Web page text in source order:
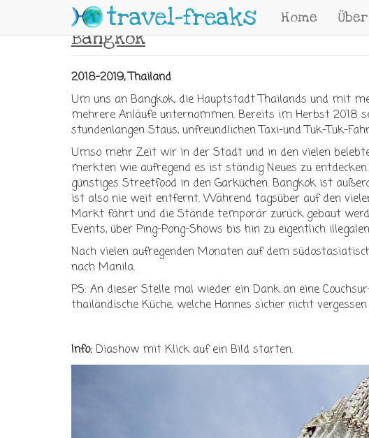
Skip to main content travel-freaks Home
Bangkok
2018-2019, Thailand
Um uns an Bangkok, die Hauptstadt Thailands und mit
mehrere Anläufe unternommen. Bereits im Herbst 2018
stundenlangen Staus, unfreundlichen Taxi-und Tuk-Tuk-
Umso mehr Zeit wir in der Stadt und in den vielen
merkten wie aufregend es ist ständig Neues zu
günstiges Streetfood in den Garküchen. Bangkok ist
ist also nie weit entfernt. Während tagsüber auf den
Markt fährt und die Stände temporär zurück gebaut
Events, über Ping-Pong-Shows bis hin zu eigentlich
Nach vielen aufregenden Monaten auf dem
nach Manila.
PS: An dieser Stelle mal wieder ein Dank an eine
thailändische Küche, welche Hannes sicher nicht
Info: Diashow mit Klick auf ein Bild starten.